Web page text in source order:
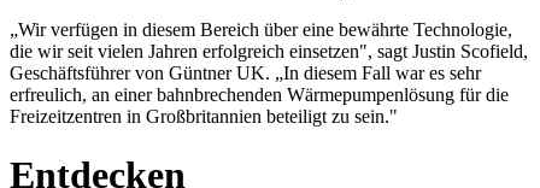
„Wir verfügen in diesem Bereich über eine bewährte Technologie,
die wir seit vielen Jahren erfolgreich einsetzen", sagt Justin Scofield,
Geschäftsführer von Güntner UK. „In diesem Fall war es sehr
erfreulich, an einer bahnbrechenden Wärmepumpenlösung für die
Freizeitzentren in Großbritannien beteiligt zu sein."
Entdecken